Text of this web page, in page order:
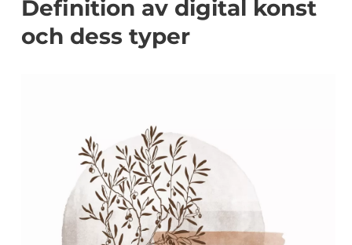
Definition av digital konst
och dess typer